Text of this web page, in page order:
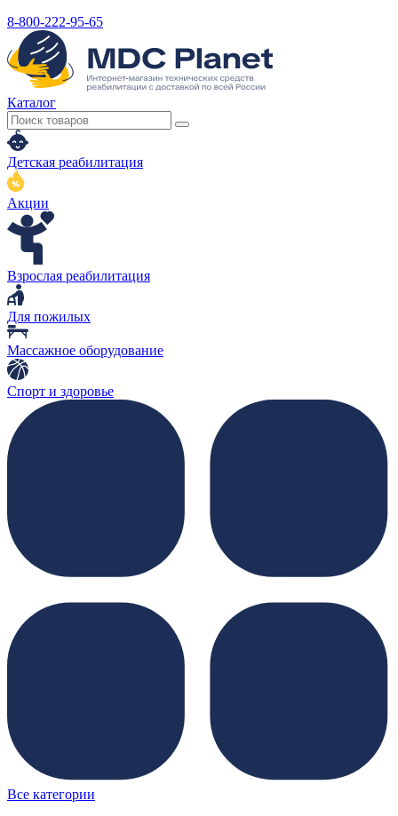
8-800-222-95-65
Каталог
Детская реабилитация
Акции
Взрослая реабилитация
Для пожилых
Массажное оборудование
Спорт и здоровье
Все категории